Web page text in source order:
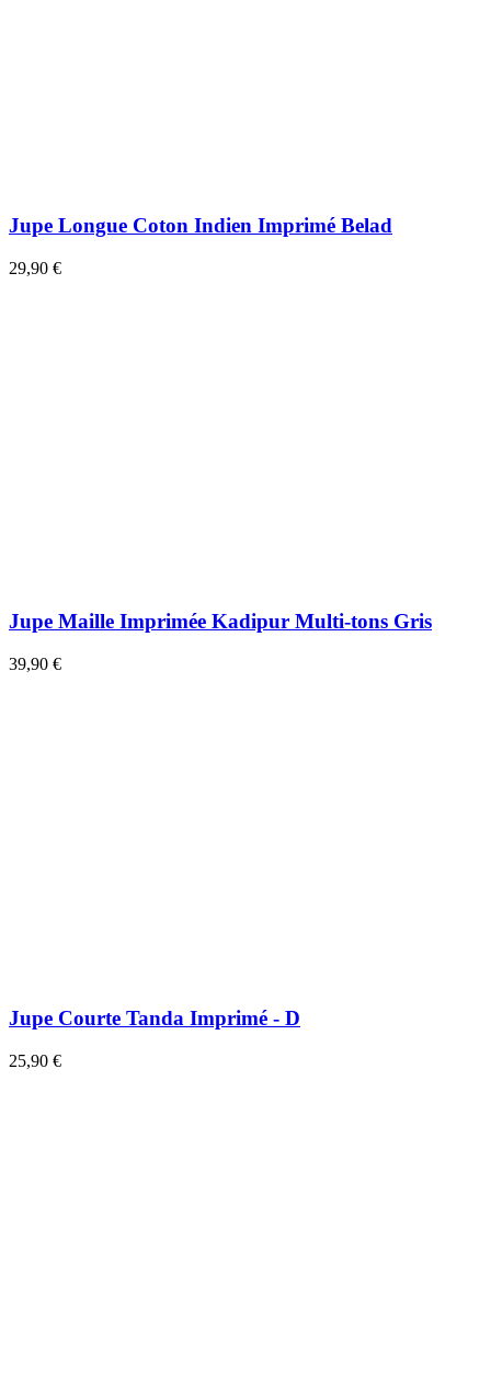
Jupe Longue Coton Indien Imprimé Belad
29,90 €
Jupe Maille Imprimée Kadipur Multi-tons Gris
39,90 €
Jupe Courte Tanda Imprimé - D
25,90 €